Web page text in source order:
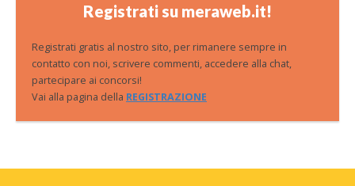
Registrati su meraweb.it!
Registrati gratis al nostro sito, per rimanere sempre in
contatto con noi, scrivere commenti, accedere alla chat,
partecipare ai concorsi!
Vai alla pagina della REGISTRAZIONE